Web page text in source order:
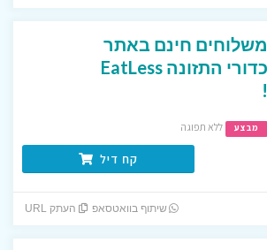
משלוחים חינם באתר
כדורי התזונה EatLess
!
מבצע ללא תפוגה
קח דיל
שיתוף בוואטסאפ העתק URL